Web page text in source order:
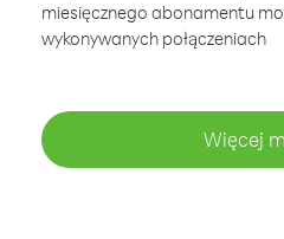
miesięcznego abonamentu
wykonywanych połączeniach
Więcej